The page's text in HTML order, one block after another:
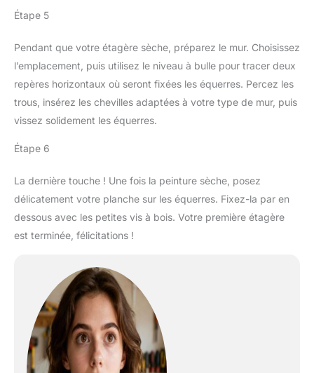
jardinage, le bricolage,
l'entreposage, la
construction,
l'amélioration de la
maison, etc. Avec un
pack de 12 paires, ces
durables, adaptés aux
hommes et aux femmes.
Étape 5
Pendant que votre étagère sèche, préparez le mur. Choisissez
l’emplacement, puis utilisez le niveau à bulle pour tracer deux
repères horizontaux où seront fixées les équerres. Percez les
trous, insérez les chevilles adaptées à votre type de mur, puis
vissez solidement les équerres.
Étape 6
La dernière touche ! Une fois la peinture sèche, posez
délicatement votre planche sur les équerres. Fixez-la par en
dessous avec les petites vis à bois. Votre première étagère
est terminée, félicitations !